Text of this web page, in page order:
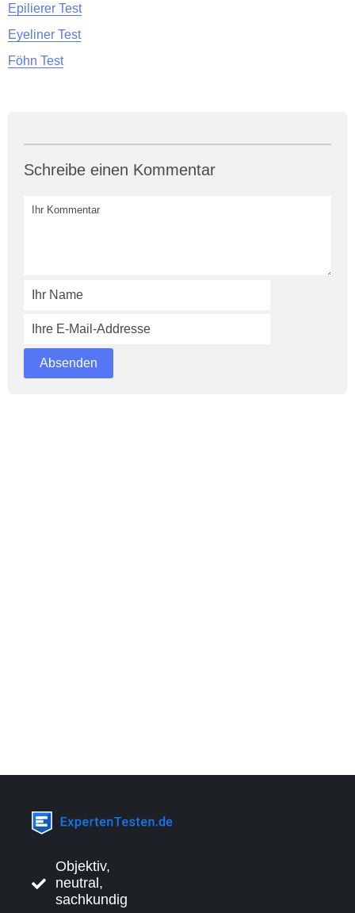
Epilierer Test
Eyeliner Test
Föhn Test
Schreibe einen Kommentar
Objektiv,
neutral,
sachkundig